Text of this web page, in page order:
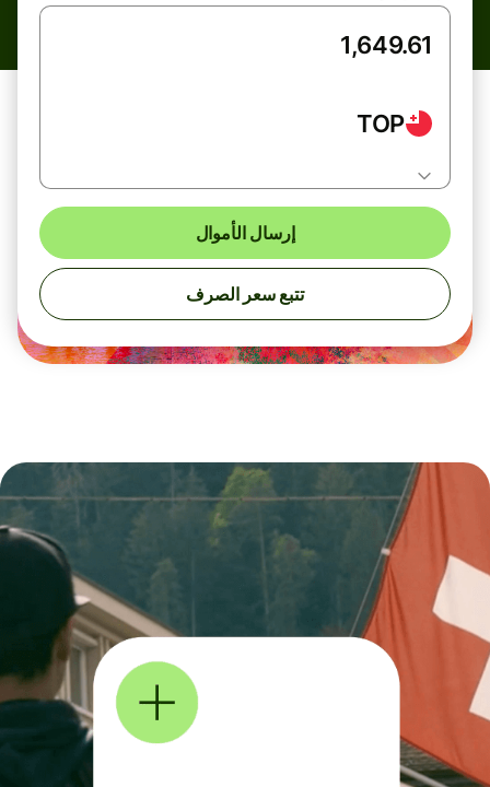
TOP
إرسال الأموال
تتبع سعر الصرف